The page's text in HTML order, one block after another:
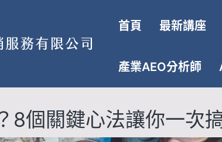
首頁 最新講座
產業AEO分析師
8個關鍵心法讓你一次